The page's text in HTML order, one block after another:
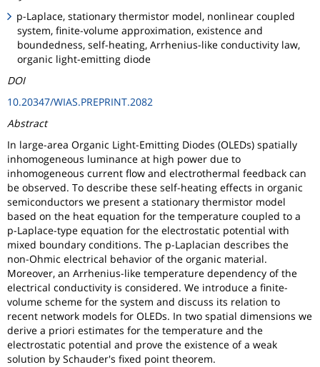
p-Laplace, stationary thermistor model, nonlinear coupled
system, finite-volume approximation, existence and
boundedness, self-heating, Arrhenius-like conductivity law,
organic light-emitting diode
DOI
10.20347/WIAS.PREPRINT.2082
Abstract
In large-area Organic Light-Emitting Diodes (OLEDs) spatially
inhomogeneous luminance at high power due to
inhomogeneous current flow and electrothermal feedback can
be observed. To describe these self-heating effects in organic
semiconductors we present a stationary thermistor model
based on the heat equation for the temperature coupled to a
p-Laplace-type equation for the electrostatic potential with
mixed boundary conditions. The p-Laplacian describes the
non-Ohmic electrical behavior of the organic material.
Moreover, an Arrhenius-like temperature dependency of the
electrical conductivity is considered. We introduce a finite-
volume scheme for the system and discuss its relation to
recent network models for OLEDs. In two spatial dimensions we
derive a priori estimates for the temperature and the
electrostatic potential and prove the existence of a weak
solution by Schauder's fixed point theorem.